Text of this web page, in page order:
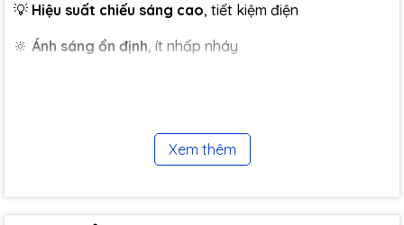
💡 Hiệu suất chiếu sáng cao, tiết kiệm điện
🔆 Ánh sáng ổn định, ít nhấp nháy
, sử dụng bền bỉ
Xem thêm